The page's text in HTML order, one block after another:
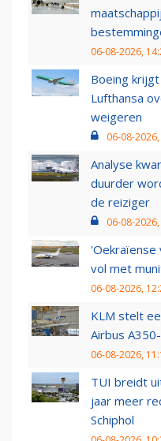
06-08-2026,
Boeing
Lufthansa
weigeren
06-08-
Analyse
duurder
de reiziger
06-08-
'Oekraïense
vol met
06-08-2026,
KLM stelt
Airbus
06-08-2026,
TUI breidt
jaar meer
Schiphol